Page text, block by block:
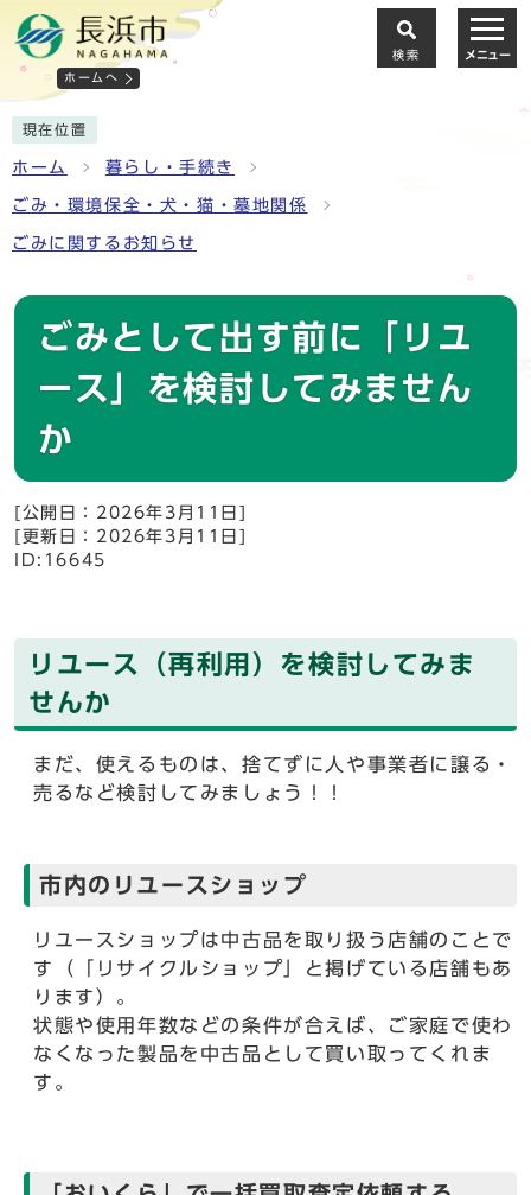
ホームへ
検索 メニュー
現在位置
ホーム 暮らし・手続き
ごみ・環境保全・犬・猫・墓地関係
ごみに関するお知らせ
ごみとして出す前に「リユ
ース」を検討してみません
か
[公開日：2026年3月11日]
[更新日：2026年3月11日]
ID:16645
リユース（再利用）を検討してみま
せんか
まだ、使えるものは、捨てずに人や事業者に譲る・
売るなど検討してみましょう！！
市内のリユースショップ
リユースショップは中古品を取り扱う店舗のことで
す（「リサイクルショップ」と掲げている店舗もあ
ります）。
状態や使用年数などの条件が合えば、ご家庭で使わ
なくなった製品を中古品として買い取ってくれま
す。